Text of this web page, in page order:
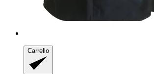
Carrello